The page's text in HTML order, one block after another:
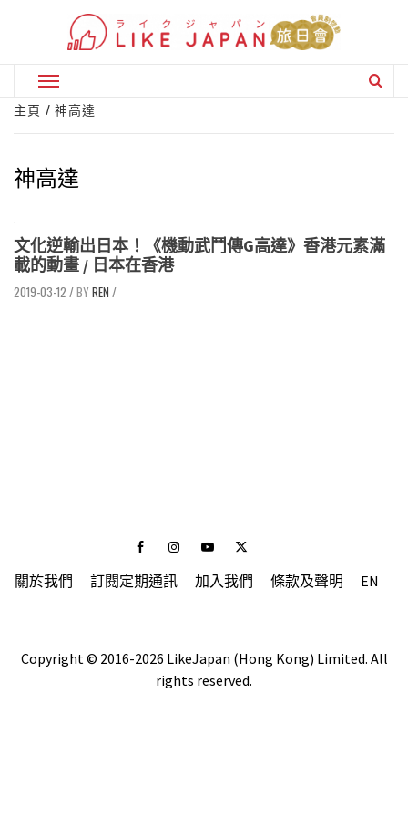
Primary
Menu
主頁 神高達
神高達
文化逆輸出日本！《機動武鬥傳G高達》香港元素滿
載的動畫 / 日本在香港
2019-03-12 / REN /
FacebookInstagramYoutubeTwitter
關於我們 訂閱定期通訊 加入我們 條款及聲明 EN
Copyright © 2016-2026 LikeJapan (Hong Kong) Limited. All
rights reserved.